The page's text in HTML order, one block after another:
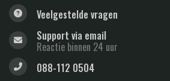
Veelgestelde vragen
Support via email
Reactie binnen 24 uur
088-112 0504